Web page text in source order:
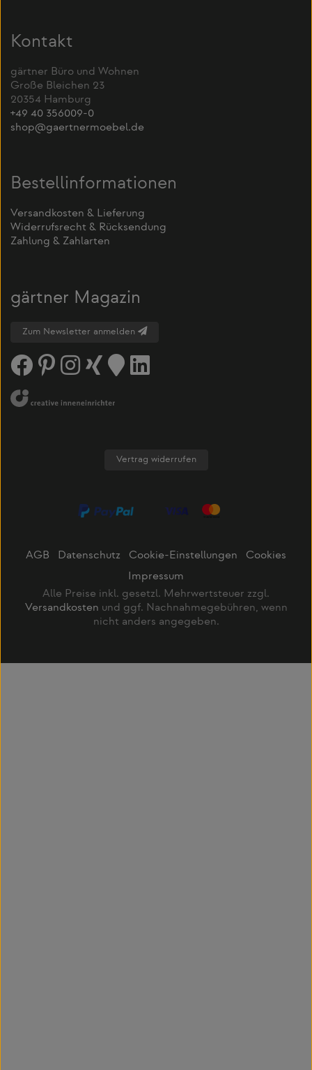
Kontakt
gärtner Büro und Wohnen
Große Bleichen 23
20354 Hamburg
+49 40 356009-0
shop@gaertnermoebel.de
Bestellinformationen
Versandkosten & Lieferung
Widerrufsrecht & Rücksendung
Zahlung & Zahlarten
gärtner Magazin
Zum Newsletter anmelden
Vertrag widerrufen
AGB Datenschutz Cookie-Einstellungen
Cookies
Impressum
Alle Preise inkl. gesetzl. Mehrwertsteuer zzgl.
Versandkosten und ggf. Nachnahmegebühren, wenn
nicht anders angegeben.